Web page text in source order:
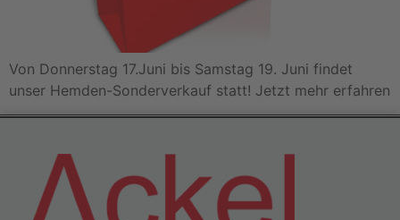
Von Donnerstag 17.Juni bis Samstag 19. Juni findet
unser Hemden-Sonderverkauf statt! Jetzt mehr erfahren